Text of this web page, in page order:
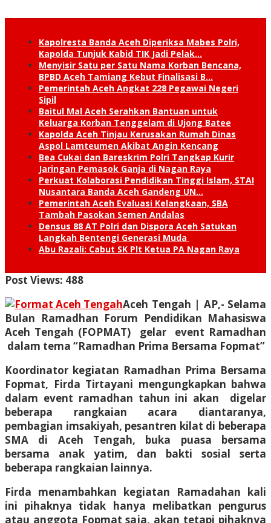
Kapolresta Banda Aceh Diperiksa Mabes Polri,
Kapolda Tunjuk Kabid TIK Jadi Pelak…
Menyisir Satu per Satu Nama Korban Bencana,
BPBD Aceh Tamiang Kebut Finalisasi B…
Pemerintah Aceh Angkat 228 Pegawai Negeri
Sipil
Baitul Mal Aceh Serahkan Bantuan untuk
Keluarga Korban Tenggelam di Ujong Batee
Kapolda Aceh Tinjau Kerusakan Rumah Dinas
Aspol Lamteumen Akibat Angin Kencang
Bea Cukai dan Bareskrim Polri Tangkap Kurir
Jaringan Pemasok Ganja di Nagan Raya
Perkuat Kolaborasi Pendidikan Tinggi Islam, STAI
Nusantara Banda Aceh Gandeng UN…
Pemerintah Aceh Evaluasi Kelangkaan, SBA
Tambah Pasokan Semen Andalas
Densus 88 AT Polri dan Dispora Aceh Satukan
Langkah Bentengi Generasi Muda
Abu Razali: Cabut SK Plt Ketua PA Nagan Raya
Post Views: 488
Aceh Tengah | AP,- Selama
Bulan Ramadhan Forum Pendidikan Mahasiswa
Aceh Tengah (FOPMAT) gelar event Ramadhan
dalam tema “Ramadhan Prima Bersama Fopmat”
Koordinator kegiatan Ramadhan Prima Bersama
Fopmat, Firda Tirtayani mengungkapkan bahwa
dalam event ramadhan tahun ini akan digelar
beberapa rangkaian acara diantaranya,
pembagian imsakiyah, pesantren kilat di beberapa
SMA di Aceh Tengah, buka puasa bersama
bersama anak yatim, dan bakti sosial serta
beberapa rangkaian lainnya.
Firda menambahkan kegiatan Ramadahan kali
ini pihaknya tidak hanya melibatkan pengurus
atau anggota Fopmat saja, akan tetapi pihaknya